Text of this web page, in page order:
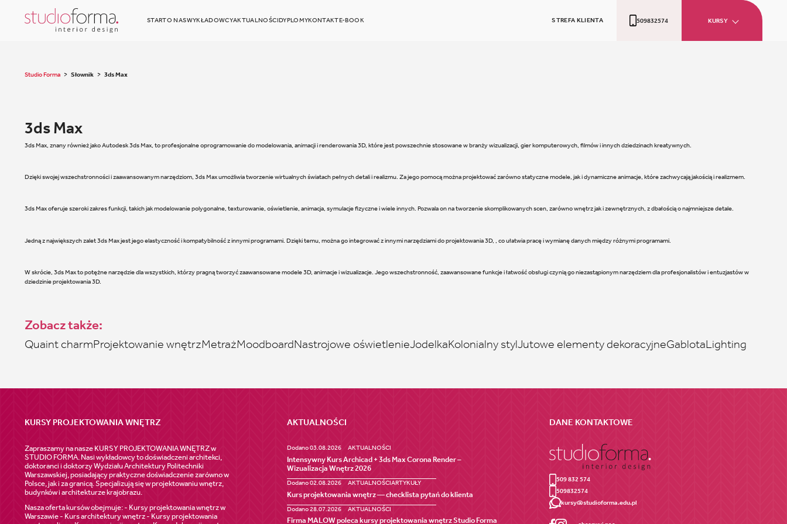
STARTO NASWYKŁADOWCYAKTUALNOŚCIDYPLOMYKONTAKTE-BOOK STREFA KLIENTA 509832574 KURSY
Studio Forma > Słownik > 3ds Max
3ds Max
3ds Max, znany również jako Autodesk 3ds Max, to profesjonalne oprogramowanie do modelowania, animacji i renderowania 3D, które jest powszechnie stosowane w branży wizualizacji, gier komputerowych, filmów i innych dziedzinach kreatywnych.
Dzięki swojej wszechstronności i zaawansowanym narzędziom, 3ds Max umożliwia tworzenie wirtualnych światach pełnych detali i realizmu. Za jego pomocą można projektować zarówno statyczne modele, jak i dynamiczne animacje, które zachwycają jakością i realizmem.
3ds Max oferuje szeroki zakres funkcji, takich jak modelowanie polygonalne, texturowanie, oświetlenie, animacja, symulacje fizyczne i wiele innych. Pozwala on na tworzenie skomplikowanych scen, zarówno wnętrz jak i zewnętrznych, z dbałością o najmniejsze detale.
Jedną z największych zalet 3ds Max jest jego elastyczność i kompatybilność z innymi programami. Dzięki temu, można go integrować z innymi narzędziami do projektowania 3D, , co ułatwia pracę i wymianę danych między różnymi programami.
W skrócie, 3ds Max to potężne narzędzie dla wszystkich, którzy pragną tworzyć zaawansowane modele 3D, animacje i wizualizacje. Jego wszechstronność, zaawansowane funkcje i łatwość obsługi czynią go niezastąpionym narzędziem dla profesjonalistów i entuzjastów w
dziedzinie projektowania 3D.
Zobacz także:
Quaint charmProjektowanie wnętrzMetrażMoodboardNastrojowe oświetlenieJodelkaKolonialny stylJutowe elementy dekoracyjneGablotaLighting
KURSY PROJEKTOWANIA WNĘTRZ
Zapraszamy na nasze KURSY PROJEKTOWANIA WNĘTRZ w
STUDIO FORMA. Nasi wykładowcy to doświadczeni architekci,
doktoranci i doktorzy Wydziału Architektury Politechniki
Warszawskiej, posiadający praktyczne doświadczenie zarówno w
Polsce, jak i za granicą. Specjalizują się w projektowaniu wnętrz,
budynków i architekturze krajobrazu.
Nasza oferta kursów obejmuje: - Kursy projektowania wnętrz w
Warszawie - Kurs architektury wnętrz - Kursy projektowania
AKTUALNOŚCI
Dodano 03.08.2026 AKTUALNOŚCI
Intensywny Kurs Archicad + 3ds Max Corona Render –
Wizualizacja Wnętrz 2026
Dodano 02.08.2026 AKTUALNOŚCIARTYKUŁY
Kurs projektowania wnętrz — checklista pytań do klienta
Dodano 28.07.2026 AKTUALNOŚCI
Firma MALOW poleca kursy projektowania wnętrz Studio Forma
DANE KONTAKTOWE
509 832 574
509832574
kursy@studioforma.edu.pl